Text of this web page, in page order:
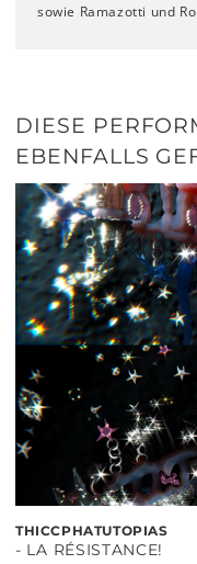
sowie Ramazotti und
DIESE
EBENFALLS
THICCPHATUTOPIAS
- LA RÉSISTANCE!